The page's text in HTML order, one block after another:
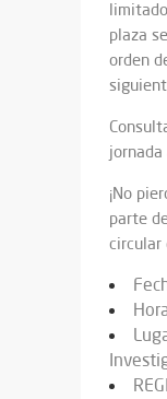
plaza
orden
jornada
¡No
parte
circular